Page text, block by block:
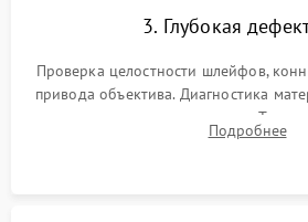
3. Глубокая
Проверка целостности шлейфов,
привода объектива. Диагностика
питания и картоприемника.
затвора и блока
Подробнее